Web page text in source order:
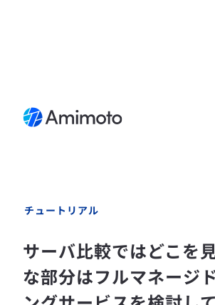
チュートリアル
サーバ比較ではどこを
な部分はフルマネージ